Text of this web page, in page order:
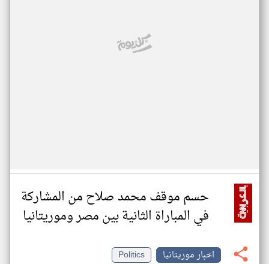
حسم موقف محمد صلاح من المشاركة
في المباراة الثانية بين مصر وموريتانيا
اخبار موريتانيا
Politics